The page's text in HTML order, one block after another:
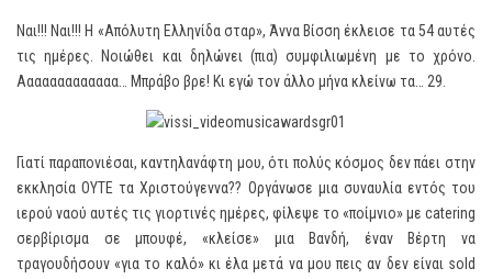
Ναι!!! Ναι!!! Η «Απόλυτη Ελληνίδα σταρ», Άννα Βίσση έκλεισε τα 54 αυτές
τις ημέρες. Νοιώθει και δηλώνει (πια) συμφιλιωμένη με το χρόνο.
Ααααααααααααα… Μπράβο βρε! Κι εγώ τον άλλο μήνα κλείνω τα… 29.
Γιατί παραπονιέσαι, καντηλανάφτη μου, ότι πολύς κόσμος δεν πάει στην
εκκλησία ΟΥΤΕ τα Χριστούγεννα?? Οργάνωσε μια συναυλία εντός του
ιερού ναού αυτές τις γιορτινές ημέρες, φίλεψε το «ποίμνιο» με catering
σερβίρισμα σε μπουφέ, «κλείσε» μια Βανδή, έναν Βέρτη να
τραγουδήσουν «για το καλό» κι έλα μετά να μου πεις αν δεν είναι sold